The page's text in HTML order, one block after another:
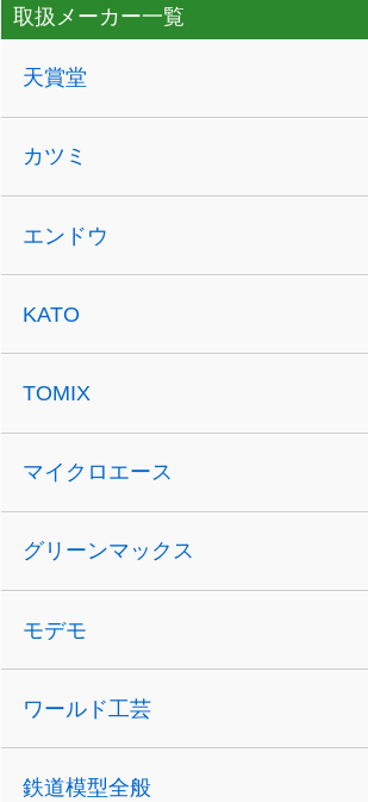
取扱メーカー一覧
天賞堂
カツミ
エンドウ
KATO
TOMIX
マイクロエース
グリーンマックス
モデモ
ワールド工芸
鉄道模型全般